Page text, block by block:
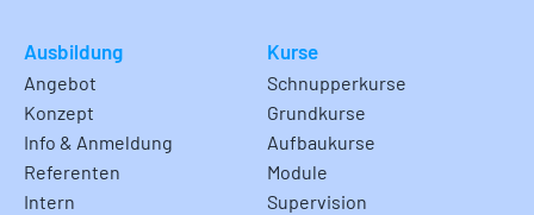
Ausbildung
Angebot
Konzept
Info & Anmeldung
Referenten
Intern
Kurse
Schnupperkurse
Grundkurse
Aufbaukurse
Module
Supervision